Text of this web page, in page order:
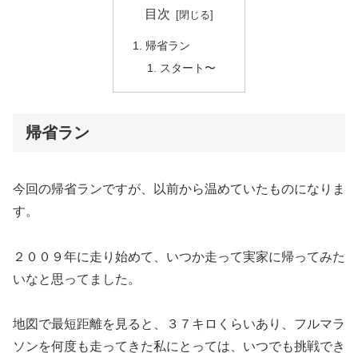
目次
帰省ラン
スタート〜
帰省ラン
今回の帰省ランですが、以前から温めていたものになりま
す。
２００９年に走り始めて、いつか走って実家に帰ってみた
いなと思ってました。
地図で最短距離を見ると、３７キロくらいあり、フルマラ
ソンを何度も走ってきた私にとっては、いつでも挑戦でき